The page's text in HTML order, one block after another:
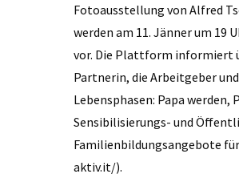
Fotoausstellung von Alfred
werden am 11. Jänner um
vor. Die Plattform informiert
Partnerin, die Arbeitgeber
Lebensphasen: Papa werden,
Sensibilisierungs- und
Familienbildungsangebote
aktiv.it/).